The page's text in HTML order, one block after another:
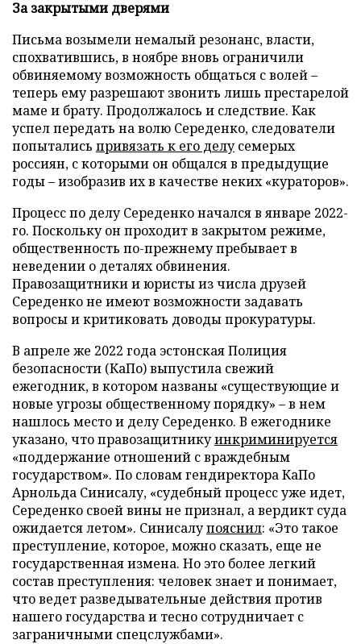
За закрытыми дверями
Письма возымели немалый резонанс, власти,
спохватившись, в ноябре вновь ограничили
обвиняемому возможность общаться с волей –
теперь ему разрешают звонить лишь престарелой
маме и брату. Продолжалось и следствие. Как
успел передать на волю Середенко, следователи
попытались привязать к его делусемерых
россиян, с которыми он общался в предыдущие
годы – изобразив их в качестве неких «кураторов».
Процесс по делу Середенко начался в январе 2022-
го. Поскольку он проходит в закрытом режиме,
общественность по-прежнему пребывает в
неведении о деталях обвинения.
Правозащитники и юристы из числа друзей
Середенко не имеют возможности задавать
вопросы и критиковать доводы прокуратуры.
В апреле же 2022 года эстонская Полиция
безопасности (КаПо) выпустила свежий
ежегодник, в котором названы «существующие и
новые угрозы общественному порядку» – в нем
нашлось место и делу Середенко. В ежегоднике
указано, что правозащитникуинкриминируется
«поддержание отношений с враждебным
государством». По словам гендиректора КаПо
Арнольда Синисалу, «судебный процесс уже идет,
Середенко своей вины не признал, а вердикт суда
ожидается летом». Синисалупояснил: «Это такое
преступление, которое, можно сказать, еще не
государственная измена. Но это более легкий
состав преступления: человек знает и понимает,
что ведет разведывательные действия против
нашего государства и тесно сотрудничает с
заграничными спецслужбами».